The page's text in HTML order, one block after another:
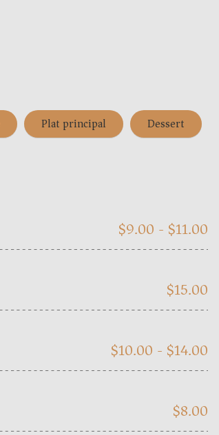
Plat principal Dessert
$9.00 - $11.00
$15.00
$10.00 - $14.00
$8.00